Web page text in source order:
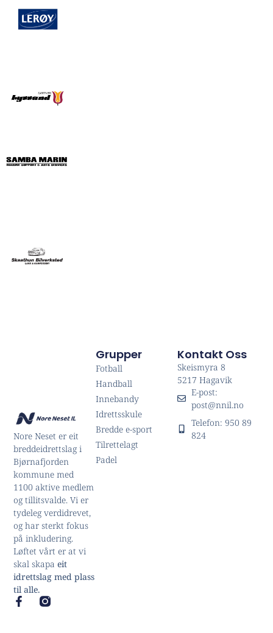
Nore Neset er eit
breddeidrettslag i
Bjørnafjorden
kommune med
1100 aktive medlem
og tillitsvalde. Vi er
tydeleg verdidrevet,
og har sterkt fokus
på inkludering.
Løftet vårt er at vi
skal skapaeit
idrettslag med plass
til alle.
Grupper
Fotball
Handball
Innebandy
Idrettsskule
Bredde e-sport
Tilrettelagt
Padel
Kontakt Oss
Skeismyra 8
5217 Hagavik
E-post:
post@nnil.no
Telefon: 950 89
824